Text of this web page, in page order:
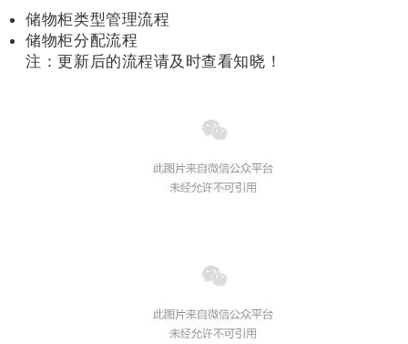
储物柜类型管理流程
储物柜分配流程
注：更新后的流程请及时查看知晓！